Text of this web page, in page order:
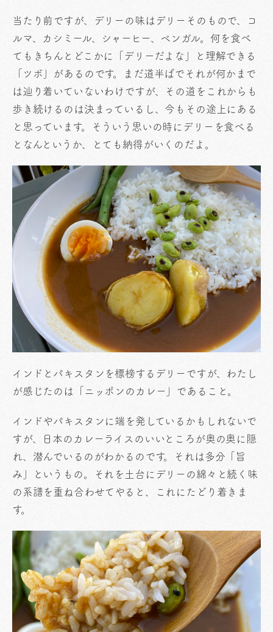
当たり前ですが、デリーの味はデリーそのもので、コ
ルマ、カシミール、シャーヒー、ベンガル。何を食べ
てもきちんとどこかに「デリーだよな」と理解できる
「ツボ」があるのです。まだ道半ばでそれが何かまで
は辿り着いていないわけですが、その道をこれからも
歩き続けるのは決まっているし、今もその途上にある
と思っています。そういう思いの時にデリーを食べる
となんというか、とても納得がいくのだよ。
インドとパキスタンを標榜するデリーですが、わたし
が感じたのは「ニッポンのカレー」であること。
インドやパキスタンに端を発しているかもしれないで
すが、日本のカレーライスのいいところが奥の奥に隠
れ、潜んでいるのがわかるのです。それは多分「旨
み」というもの。それを土台にデリーの綿々と続く味
の系譜を重ね合わせてやると、これにたどり着きま
す。